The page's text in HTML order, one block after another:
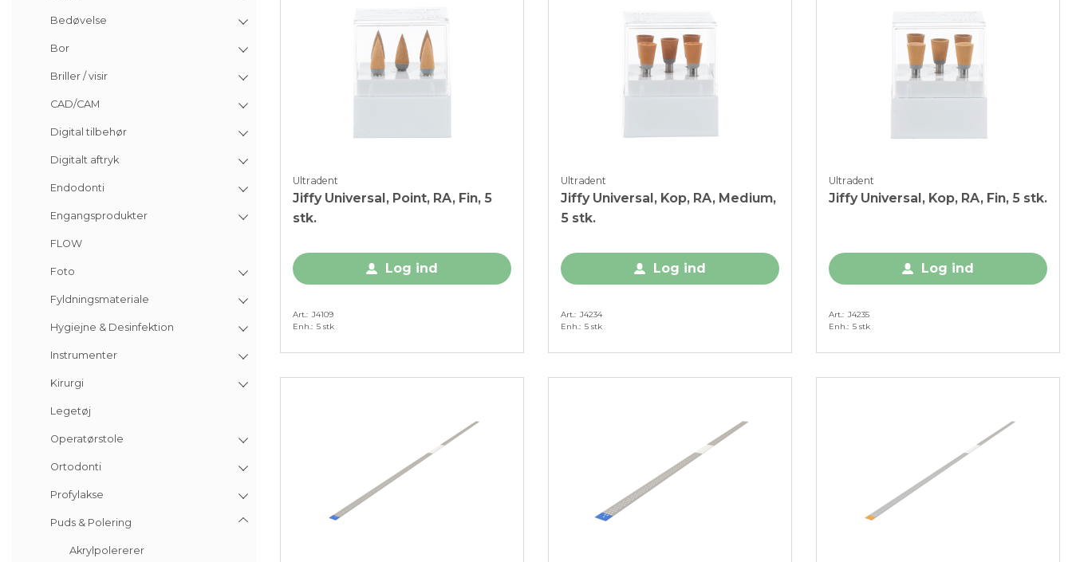
Bedøvelse
Bor
Briller / visir
CAD/CAM
Digital tilbehør
Digitalt aftryk
Endodonti
Engangsprodukter
FLOW
Foto
Fyldningsmateriale
Hygiejne & Desinfektion
Instrumenter
Kirurgi
Legetøj
Operatørstole
Ortodonti
Profylakse
Puds & Polering
Akrylpolererer
Ultradent
Jiffy Universal, Point, RA, Fin, 5
stk.
Log ind
Art. J4109
Enh. 5 stk
Ultradent
Jiffy Universal, Kop, RA, Medium,
5 stk.
Log ind
Art. J4234
Enh. 5 stk
Ultradent
Jiffy Universal, Kop, RA, Fin, 5 stk.
Log ind
Art. J4235
Enh. 5 stk